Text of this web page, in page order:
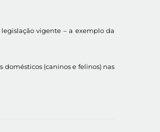
vigente – a exemplo da
(caninos e felinos) nas